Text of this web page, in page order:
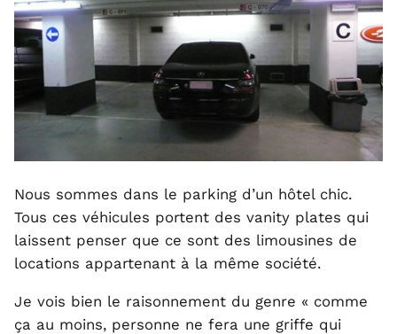
Nous sommes dans le parking d’un hôtel chic.
Tous ces véhicules portent des vanity plates qui
laissent penser que ce sont des limousines de
locations appartenant à la même société.
Je vois bien le raisonnement du genre « comme
ça au moins, personne ne fera une griffe qui